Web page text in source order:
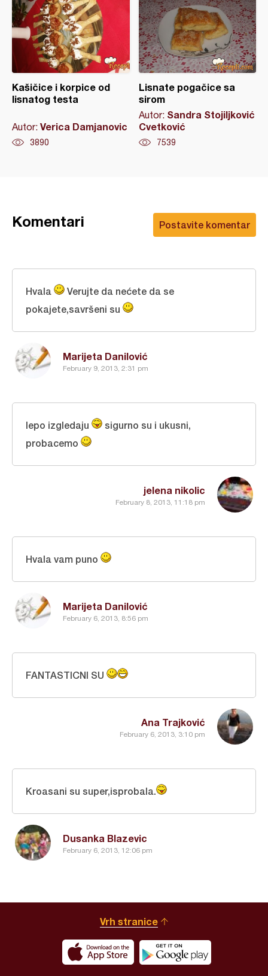
Kašičice i korpice od
lisnatog testa
Autor: Verica Damjanovic
3890
Lisnate pogačice sa
sirom
Autor: Sandra Stojiljković
Cvetković
7539
Postavite komentar
Komentari
Marijeta Danilović
February 9, 2013, 2:31 pm
Hvala
Verujte da nećete da se
pokajete,savršeni su
jelena nikolic
February 8, 2013, 11:18 pm
lepo izgledaju
sigurno su i ukusni,
probacemo
Marijeta Danilović
February 6, 2013, 8:56 pm
Hvala vam puno
Ana Trajković
February 6, 2013, 3:10 pm
FANTASTICNI SU
Dusanka Blazevic
February 6, 2013, 12:06 pm
Kroasani su super,isprobala.
Vrh stranice